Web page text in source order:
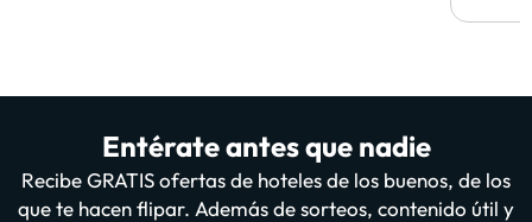
Entérate antes que nadie
Recibe GRATIS ofertas de hoteles de los buenos, de los
que te hacen flipar. Además de sorteos, contenido útil y